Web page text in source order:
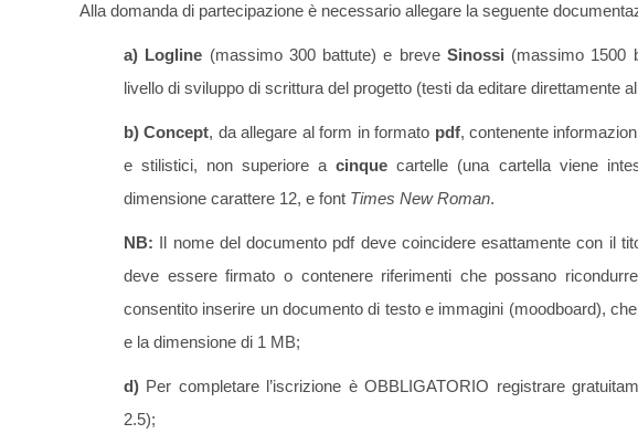
Alla domanda di partecipazione è necessario allegare la seguente
a) Logline (massimo 300 battute) e breve Sinossi (massimo 1500
livello di sviluppo di scrittura del progetto (testi da editare direttamente
b) Concept, da allegare al form in formato pdf, contenente
e stilistici, non superiore acinque cartelle (una cartella viene
dimensione carattere 12, e font Times New Roman.
NB: Il nome del documento pdf deve coincidere esattamente con il
deve essere firmato o contenere riferimenti che possano
consentito inserire un documento di testo e immagini (moodboard),
e la dimensione di 1 MB;
d) Per completare l’iscrizione è OBBLIGATORIO registrare
2.5);